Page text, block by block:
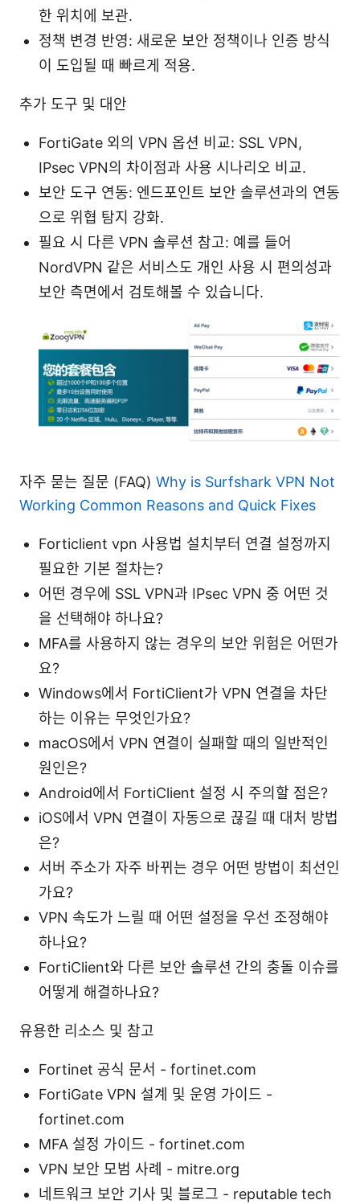
한 위치에 보관.
정책 변경 반영: 새로운 보안 정책이나 인증 방식
이 도입될 때 빠르게 적용.
추가 도구 및 대안
FortiGate 외의 VPN 옵션 비교: SSL VPN,
IPsec VPN의 차이점과 사용 시나리오 비교.
보안 도구 연동: 엔드포인트 보안 솔루션과의 연동
으로 위협 탐지 강화.
필요 시 다른 VPN 솔루션 참고: 예를 들어
NordVPN 같은 서비스도 개인 사용 시 편의성과
보안 측면에서 검토해볼 수 있습니다.
자주 묻는 질문 (FAQ) Why is Surfshark VPN Not
Working Common Reasons and Quick Fixes
Forticlient vpn 사용법 설치부터 연결 설정까지
필요한 기본 절차는?
어떤 경우에 SSL VPN과 IPsec VPN 중 어떤 것
을 선택해야 하나요?
MFA를 사용하지 않는 경우의 보안 위험은 어떤가
요?
Windows에서 FortiClient가 VPN 연결을 차단
하는 이유는 무엇인가요?
macOS에서 VPN 연결이 실패할 때의 일반적인
원인은?
Android에서 FortiClient 설정 시 주의할 점은?
iOS에서 VPN 연결이 자동으로 끊길 때 대처 방법
은?
서버 주소가 자주 바뀌는 경우 어떤 방법이 최선인
가요?
VPN 속도가 느릴 때 어떤 설정을 우선 조정해야
하나요?
FortiClient와 다른 보안 솔루션 간의 충돌 이슈를
어떻게 해결하나요?
유용한 리소스 및 참고
Fortinet 공식 문서 - fortinet.com
FortiGate VPN 설계 및 운영 가이드 -
fortinet.com
MFA 설정 가이드 - fortinet.com
VPN 보안 모범 사례 - mitre.org
네트워크 보안 기사 및 블로그 - reputable tech